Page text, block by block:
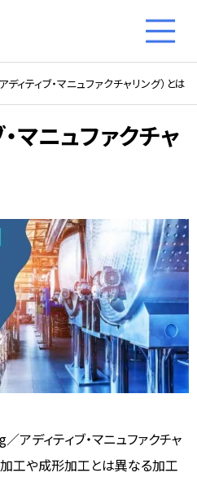
ディティブ・マニュファクチャリング）とは
マニュファクチャ
ディティブ・マニュファクチャ
加工や成形加工とは異なる加工